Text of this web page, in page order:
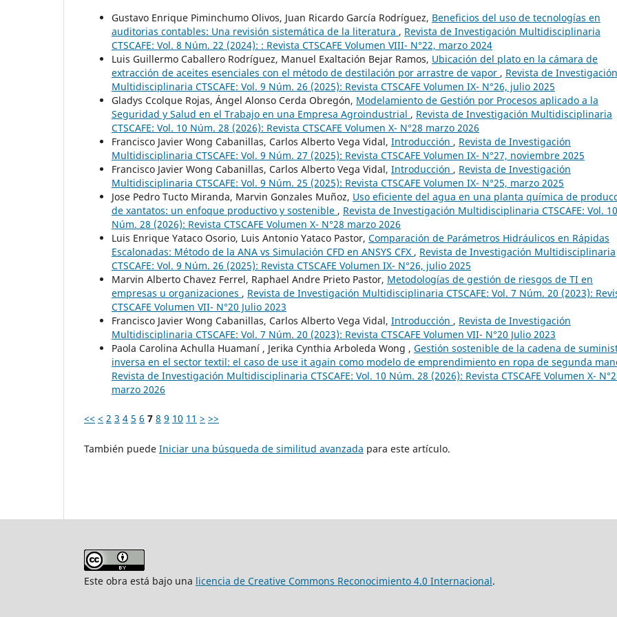
Gustavo Enrique Piminchumo Olivos, Juan Ricardo García Rodríguez, Beneficios del uso de tecnologías en
auditorias contables: Una revisión sistemática de la literatura , Revista de Investigación Multidisciplinaria
CTSCAFE: Vol. 8 Núm. 22 (2024): : Revista CTSCAFE Volumen VIII- N°22, marzo 2024
Luis Guillermo Caballero Rodríguez, Manuel Exaltación Bejar Ramos, Ubicación del plato en la cámara de
extracción de aceites esenciales con el método de destilación por arrastre de vapor , Revista de Investigación
Multidisciplinaria CTSCAFE: Vol. 9 Núm. 26 (2025): Revista CTSCAFE Volumen IX- N°26, julio 2025
Gladys Ccolque Rojas, Ángel Alonso Cerda Obregón, Modelamiento de Gestión por Procesos aplicado a la
Seguridad y Salud en el Trabajo en una Empresa Agroindustrial , Revista de Investigación Multidisciplinaria
CTSCAFE: Vol. 10 Núm. 28 (2026): Revista CTSCAFE Volumen X- N°28 marzo 2026
Francisco Javier Wong Cabanillas, Carlos Alberto Vega Vidal, Introducción , Revista de Investigación
Multidisciplinaria CTSCAFE: Vol. 9 Núm. 27 (2025): Revista CTSCAFE Volumen IX- N°27, noviembre 2025
Francisco Javier Wong Cabanillas, Carlos Alberto Vega Vidal, Introducción , Revista de Investigación
Multidisciplinaria CTSCAFE: Vol. 9 Núm. 25 (2025): Revista CTSCAFE Volumen IX- N°25, marzo 2025
Jose Pedro Tucto Miranda, Marvin Gonzales Muñoz, Uso eficiente del agua en una planta química de
de xantatos: un enfoque productivo y sostenible , Revista de Investigación Multidisciplinaria CTSCAFE: Vol. 10
Núm. 28 (2026): Revista CTSCAFE Volumen X- N°28 marzo 2026
Luis Enrique Yataco Osorio, Luis Antonio Yataco Pastor, Comparación de Parámetros Hidráulicos en Rápidas
Escalonadas: Método de la ANA vs Simulación CFD en ANSYS CFX , Revista de Investigación Multidisciplinaria
CTSCAFE: Vol. 9 Núm. 26 (2025): Revista CTSCAFE Volumen IX- N°26, julio 2025
Marvin Alberto Chavez Ferrel, Raphael Andre Prieto Pastor, Metodologías de gestión de riesgos de TI en
empresas u organizaciones , Revista de Investigación Multidisciplinaria CTSCAFE: Vol. 7 Núm. 20 (2023):
CTSCAFE Volumen VII- N°20 Julio 2023
Francisco Javier Wong Cabanillas, Carlos Alberto Vega Vidal, Introducción , Revista de Investigación
Multidisciplinaria CTSCAFE: Vol. 7 Núm. 20 (2023): Revista CTSCAFE Volumen VII- N°20 Julio 2023
Paola Carolina Achulla Huamaní , Jerika Cynthia Arboleda Wong , Gestión sostenible de la cadena de
inversa en el sector textil: el caso de use it again como modelo de emprendimiento en ropa de segunda
Revista de Investigación Multidisciplinaria CTSCAFE: Vol. 10 Núm. 28 (2026): Revista CTSCAFE Volumen X-
marzo 2026
<< < 2 3 4 5 6 7 8 9 10 11 > >>
También puede Iniciar una búsqueda de similitud avanzada para este artículo.
Este obra está bajo una licencia de Creative Commons Reconocimiento 4.0 Internacional.